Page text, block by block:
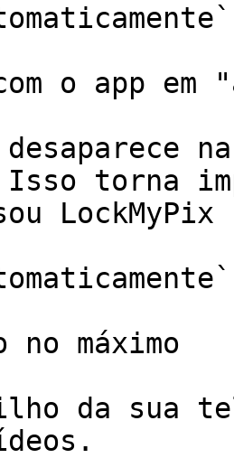
com o app
torna
LockMyPix
máximo
da sua